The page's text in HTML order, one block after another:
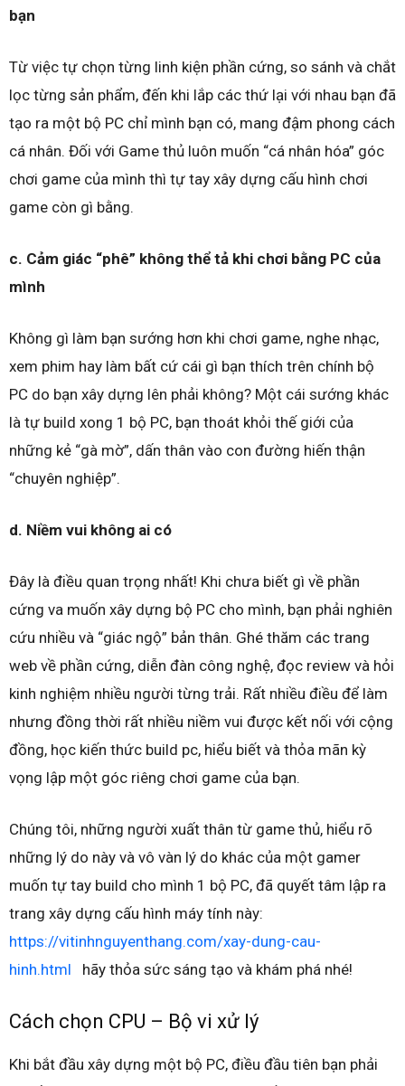
bạn
Từ việc tự chọn từng linh kiện phần cứng, so sánh và chắt
lọc từng sản phẩm, đến khi lắp các thứ lại với nhau bạn đã
tạo ra một bộ PC chỉ mình bạn có, mang đậm phong cách
cá nhân. Đối với Game thủ luôn muốn “cá nhân hóa” góc
chơi game của mình thì tự tay xây dựng cấu hình chơi
game còn gì bằng.
c. Cảm giác “phê” không thể tả khi chơi bằng PC của
mình
Không gì làm bạn sướng hơn khi chơi game, nghe nhạc,
xem phim hay làm bất cứ cái gì bạn thích trên chính bộ
PC do bạn xây dựng lên phải không? Một cái sướng khác
là tự build xong 1 bộ PC, bạn thoát khỏi thế giới của
những kẻ “gà mờ”, dấn thân vào con đường hiến thận
“chuyên nghiệp”.
d. Niềm vui không ai có
Đây là điều quan trọng nhất! Khi chưa biết gì về phần
cứng va muốn xây dựng bộ PC cho mình, bạn phải nghiên
cứu nhiều và “giác ngộ” bản thân. Ghé thăm các trang
web về phần cứng, diễn đàn công nghệ, đọc review và hỏi
kinh nghiệm nhiều người từng trải. Rất nhiều điều để làm
nhưng đồng thời rất nhiều niềm vui được kết nối với cộng
đồng, học kiến thức build pc, hiểu biết và thỏa mãn kỳ
vọng lập một góc riêng chơi game của bạn.
Chúng tôi, những người xuất thân từ game thủ, hiểu rõ
những lý do này và vô vàn lý do khác của một gamer
muốn tự tay build cho mình 1 bộ PC, đã quyết tâm lập ra
trang xây dựng cấu hình máy tính này:
https://vitinhnguyenthang.com/xay-dung-cau-
hinh.html
hãy thỏa sức sáng tạo và khám phá nhé!
Cách chọn CPU – Bộ vi xử lý
Khi bắt đầu xây dựng một bộ PC, điều đầu tiên bạn phải